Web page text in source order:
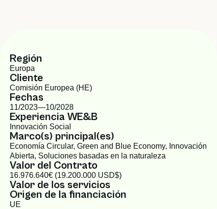
Región
Europa
Cliente
Comisión Europea (HE)
Fechas
11/2023—10/2028
Experiencia WE&B
Innovación Social
Marco(s) principal(es)
Economía Circular, Green and Blue Economy, Innovación
Abierta, Soluciones basadas en la naturaleza
Valor del Contrato
16.976.640€ (19.200.000 USD$)
Valor de los servicios
Origen de la financiación
UE